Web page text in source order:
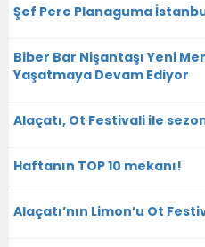
Şef Pere Planaguma
Biber Bar Nişantaşı Yeni
Yaşatmaya Devam Ediyor
Alaçatı, Ot Festivali ile
Haftanın TOP 10 mekanı!
Alaçatı’nın Limon’u Ot